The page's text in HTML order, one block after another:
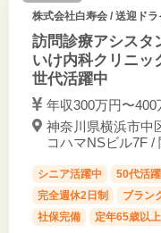
株式会社白寿会/ 送迎ドラ
訪問診療アシスタ
いけ内科クリニッ
世代活躍中
年収300万円〜400
神奈川県横浜市中
コハマNSビル7F /
シニア活躍中 50代活
完全週休2日制
ブラン
社保完備
定年65歳以上